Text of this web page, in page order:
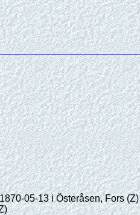
05-13 i Österåsen, Fors (Z)